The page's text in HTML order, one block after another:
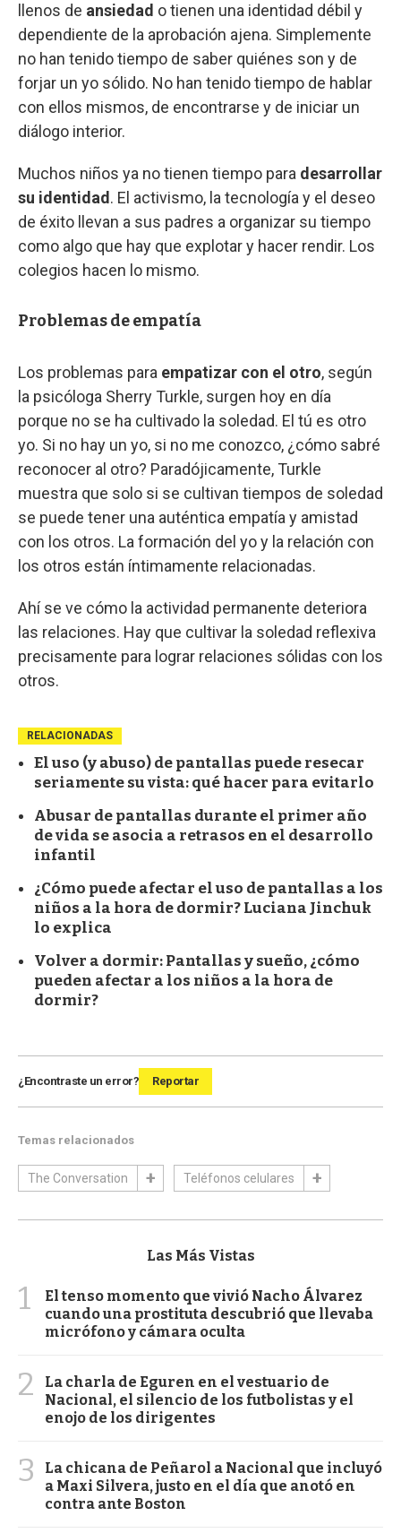
llenos de ansiedad o tienen una identidad débil y
dependiente de la aprobación ajena. Simplemente
no han tenido tiempo de saber quiénes son y de
forjar un yo sólido. No han tenido tiempo de hablar
con ellos mismos, de encontrarse y de iniciar un
diálogo interior.
Muchos niños ya no tienen tiempo para desarrollar
su identidad. El activismo, la tecnología y el deseo
de éxito llevan a sus padres a organizar su tiempo
como algo que hay que explotar y hacer rendir. Los
colegios hacen lo mismo.
Problemas de empatía
Los problemas para empatizar con el otro, según
la psicóloga Sherry Turkle, surgen hoy en día
porque no se ha cultivado la soledad. El tú es otro
yo. Si no hay un yo, si no me conozco, ¿cómo sabré
reconocer al otro? Paradójicamente, Turkle
muestra que solo si se cultivan tiempos de soledad
se puede tener una auténtica empatía y amistad
con los otros. La formación del yo y la relación con
los otros están íntimamente relacionadas.
Ahí se ve cómo la actividad permanente deteriora
las relaciones. Hay que cultivar la soledad reflexiva
precisamente para lograr relaciones sólidas con los
otros.
RELACIONADAS
El uso (y abuso) de pantallas puede resecar
seriamente su vista: qué hacer para evitarlo
Abusar de pantallas durante el primer año
de vida se asocia a retrasos en el desarrollo
infantil
¿Cómo puede afectar el uso de pantallas a los
niños a la hora de dormir? Luciana Jinchuk
lo explica
Volver a dormir: Pantallas y sueño, ¿cómo
pueden afectar a los niños a la hora de
dormir?
¿Encontraste un error? Reportar
Temas relacionados
The Conversation Teléfonos celulares
Las Más Vistas
1
El tenso momento que vivió Nacho Álvarez
cuando una prostituta descubrió que llevaba
micrófono y cámara oculta
2
La charla de Eguren en el vestuario de
Nacional, el silencio de los futbolistas y el
enojo de los dirigentes
3
La chicana de Peñarol a Nacional que incluyó
a Maxi Silvera, justo en el día que anotó en
contra ante Boston